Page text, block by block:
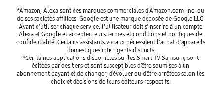
*Amazon, Alexa sont des marques commerciales d'Amazon.com, Inc. ou
de ses sociétés affiliées. Google est une marque déposée de Google LLC.
Avant d'utiliser chaque service, l'utilisateur doit s'inscrire à un compte
Alexa et Google et accepter leurs termes et conditions et politiques de
confidentialité. Certains assistants vocaux nécessitent l'achat d'appareils
domestiques intelligents distincts
*Cerrtaines applications disponibles sur les Smart TV Samsung sont
éditées par des tiers et sont susceptibles d’être soumises à un
abonnement payant et de changer, d’évoluer ou d’être arrêtées selon les
choix et décisions de leurs éditeurs respectifs.